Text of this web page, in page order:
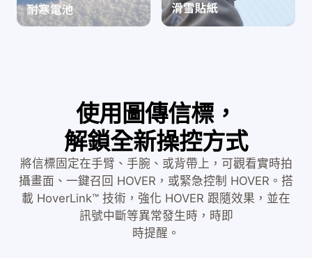
使用圖傳信標，
解鎖全新操控方式
將信標固定在手臂、手腕、或背帶上，可觀看實時拍
攝畫面、一鍵召回 HOVER，或緊急控制 HOVER。搭
載 HoverLink™ 技術，強化 HOVER 跟隨效果，並在
訊號中斷等異常發生時，時即
時提醒。